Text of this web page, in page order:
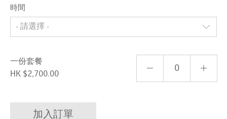
時間
- 請選擇 -
一份套餐
HK $2,700.00
加入訂單